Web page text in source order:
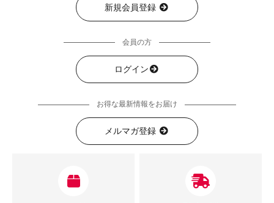
新規会員登録
会員の方
ログイン
お得な最新情報をお届け
メルマガ登録